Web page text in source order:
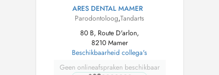
ARES DENTAL MAMER
Parodontoloog,Tandarts
80 B, Route D'arlon,
8210 Mamer
Beschikbaarheid collega's
Geen onlineafspraken beschikbaar